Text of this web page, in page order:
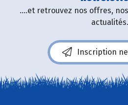
....et retrouvez nos offres,
actualités.
Inscription